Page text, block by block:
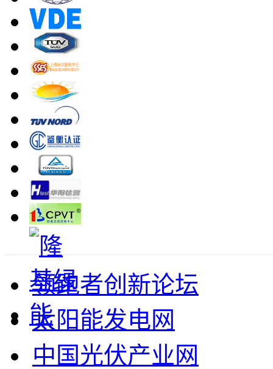
领跑者创新论坛
太阳能发电网
中国光伏产业网